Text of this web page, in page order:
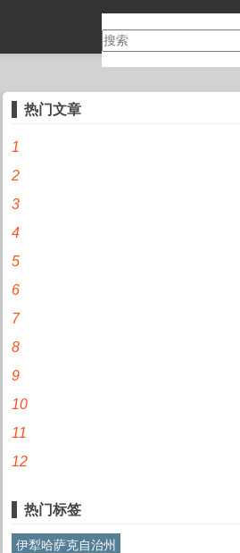
热门文章
1
2
3
4
5
6
7
8
9
10
11
12
热门标签
伊犁哈萨克自治州